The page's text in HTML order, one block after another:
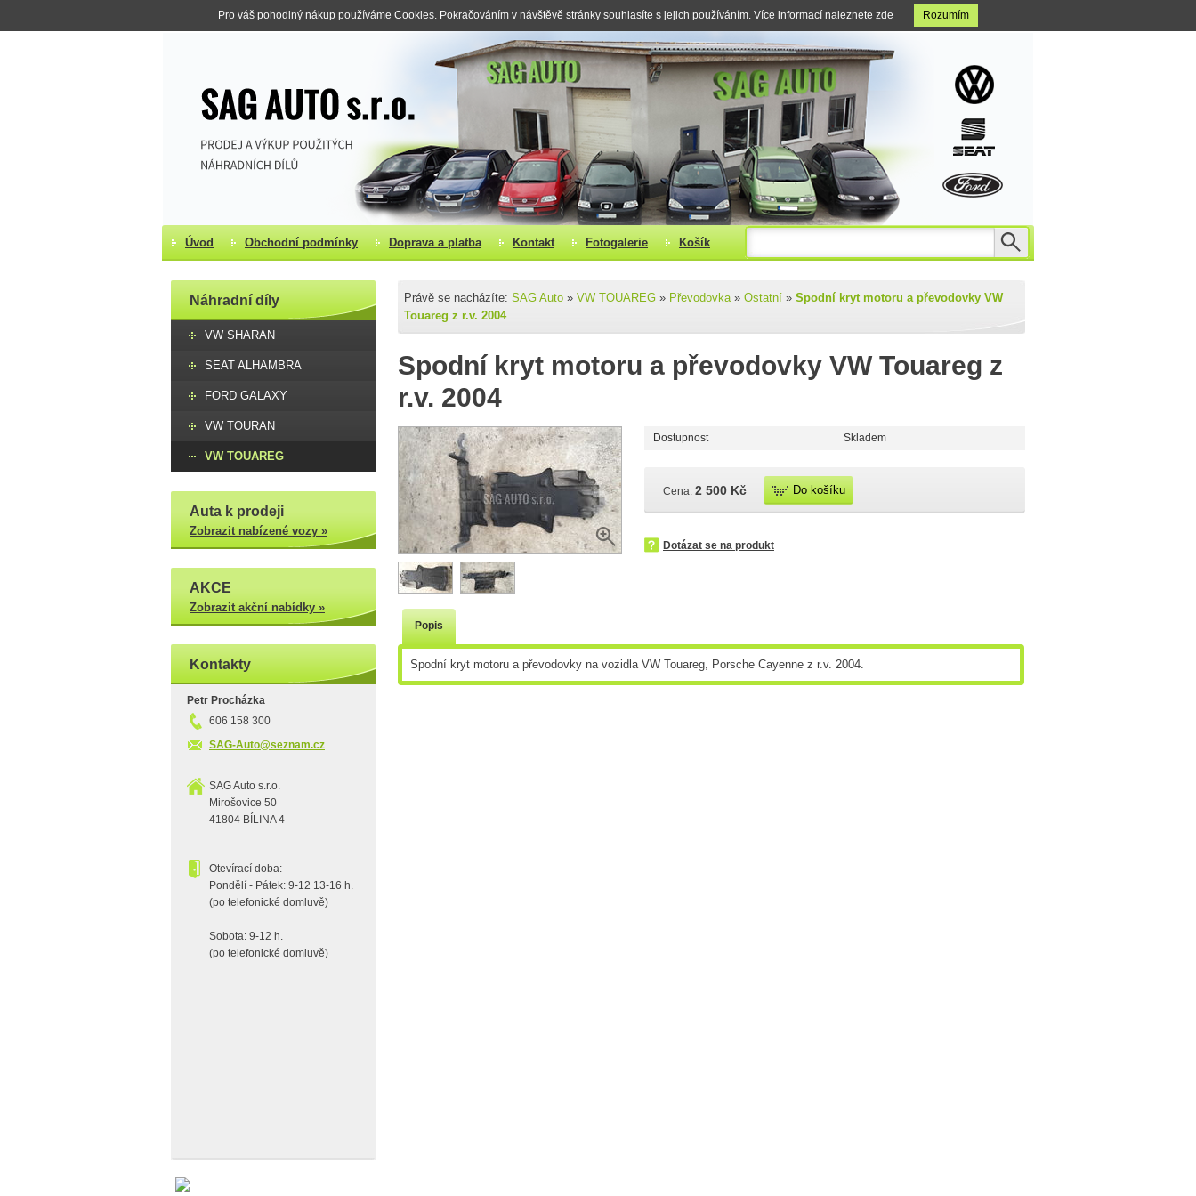
Pro váš pohodlný nákup používáme Cookies. Pokračováním v návštěvě stránky souhlasíte s jejich používáním. Více informací naleznete zde Rozumím
Úvod Obchodní podmínky Doprava a platba Kontakt Fotogalerie Košík
Náhradní díly
VW SHARAN
SEAT ALHAMBRA
FORD GALAXY
VW TOURAN
VW TOUAREG
Auta k prodeji
Zobrazit nabízené vozy »
AKCE
Zobrazit akční nabídky »
Kontakty
Petr Procházka
606 158 300
SAG-Auto@seznam.cz
SAG Auto s.r.o.
Mirošovice 50
41804 BÍLINA 4
Otevírací doba:
Pondělí - Pátek: 9-12 13-16 h.
(po telefonické domluvě)
Sobota: 9-12 h.
(po telefonické domluvě)
Právě se nacházíte: SAG Auto » VW TOUAREG » Převodovka » Ostatní » Spodní kryt motoru a převodovky VW
Touareg z r.v. 2004
Spodní kryt motoru a převodovky VW Touareg z
r.v. 2004
Dostupnost Skladem
Cena: 2 500 Kč Do košíku
Dotázat se na produkt
Popis
Spodní kryt motoru a převodovky na vozidla VW Touareg, Porsche Cayenne z r.v. 2004.